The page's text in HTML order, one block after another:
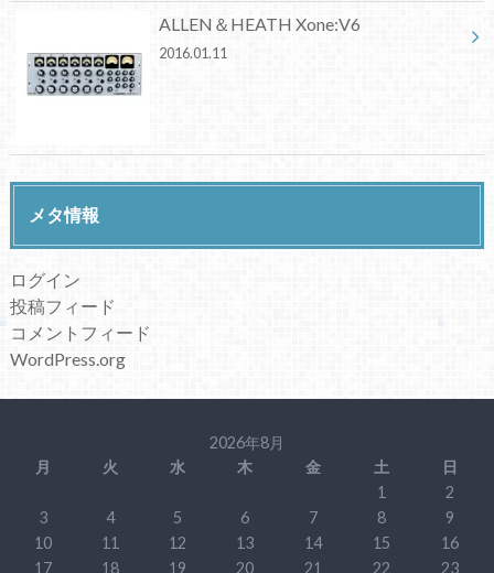
ALLEN＆HEATH Xone:V6
2016.01.11
メタ情報
ログイン
投稿フィード
コメントフィード
WordPress.org
2026年8月
月
火 水 木 金 土
日
1
2
3
4 5 6 7 8
9
10
11 12 13 14 15
16
17
18 19 20 21 22 23